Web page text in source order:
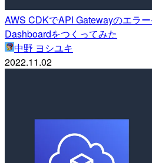
AWS CDKでAPI Gatewayのエラ
Dashboardをつくってみた
中野 ヨシユキ
2022.11.02